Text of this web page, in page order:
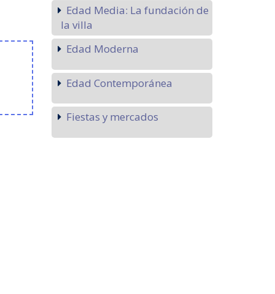
Edad Media: La fundación de
la villa
Edad Moderna
Edad Contemporánea
Fiestas y mercados